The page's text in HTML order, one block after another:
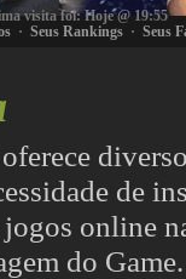
visita foi: Hoje @ 19:55
· Seus Rankings · Seus
de
online
do Game.